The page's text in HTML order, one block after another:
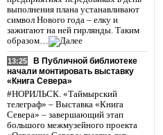
выполнения плана устанавливают
символ Нового года – елку и
зажигают на ней гирлянды. Таким
образом…
13:25
В Публичной библиотеке
начали монтировать выставку
«Книга Севера»
#НОРИЛЬСК. «Таймырский
телеграф» – Выставка «Книга
Севера» – завершающий этап
большого межмузейного проекта